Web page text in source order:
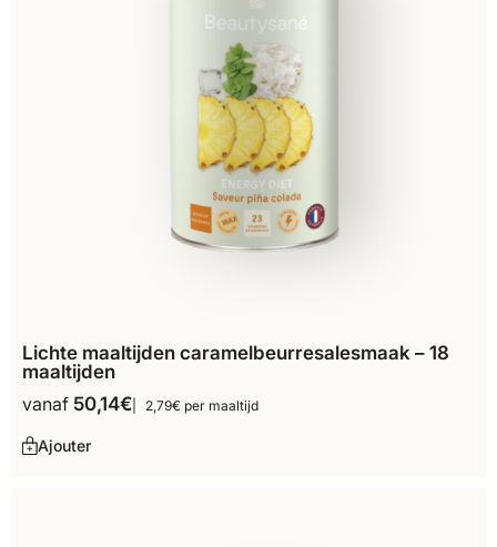
Lichte maaltijden caramelbeurresalesmaak – 18
maaltijden
vanaf 50,14€ 2,79€ per maaltijd
Ajouter